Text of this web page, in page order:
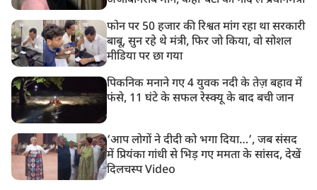
फोन पर 50 हजार की रिश्वत मांग रहा था सरकारी
बाबू, सुन रहे थे मंत्री, फिर जो किया, वो सोशल
मीडिया पर छा गया
पिकनिक मनाने गए 4 युवक नदी के तेज़ बहाव में
फंसे, 11 घंटे के सफल रेस्क्यू के बाद बची जान
‘आप लोगों ने दीदी को भगा दिया…’, जब संसद
में प्रियंका गांधी से भिड़ गए ममता के सांसद, देखें
दिलचस्प Video